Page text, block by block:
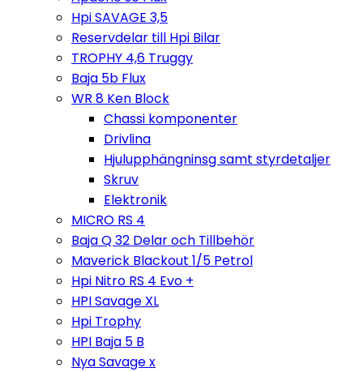
Hpi SAVAGE 3,5
Reservdelar till Hpi Bilar
TROPHY 4,6 Truggy
Baja 5b Flux
WR 8 Ken Block
Chassi komponenter
Drivlina
Hjulupphängninsg samt styrdetaljer
Skruv
Elektronik
MICRO RS 4
Baja Q 32 Delar och Tillbehör
Maverick Blackout 1/5 Petrol
Hpi Nitro RS 4 Evo +
HPI Savage XL
Hpi Trophy
HPI Baja 5 B
Nya Savage x